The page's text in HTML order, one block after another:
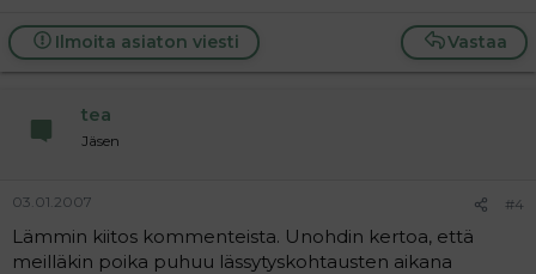
Vastaa
Ilmoita asiaton viesti
tea
Jäsen
03.01.2007 #4
Lämmin kiitos kommenteista. Unohdin kertoa, että
meilläkin poika puhuu lässytyskohtausten aikana